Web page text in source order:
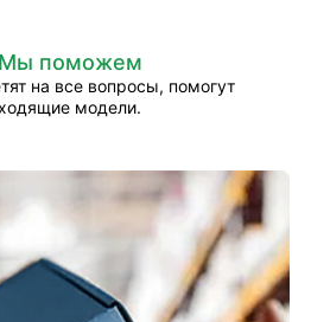
Мы поможем
на все вопросы, помогут
модели.